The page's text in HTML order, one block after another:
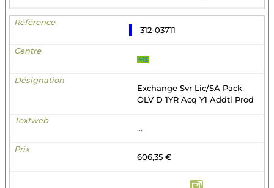
312-03711
MS
Exchange Svr Lic/SA Pack
OLV D 1YR Acq Y1 Addtl Prod
...
606,35 €